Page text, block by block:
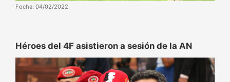
Fecha: 04/02/2022
Héroes del 4F asistieron a sesión de la AN